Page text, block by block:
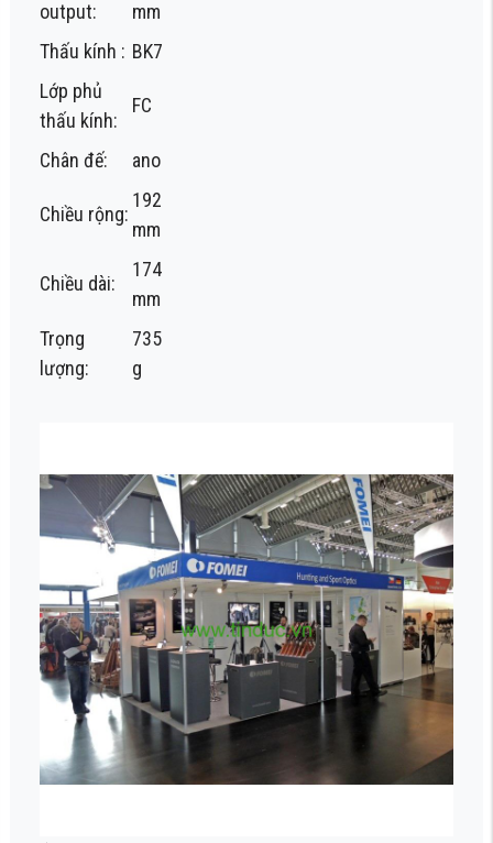
output:
mm
Thấu kính : BK7
Lớp phủ
thấu kính:
FC
Chân đế: ano
Chiều rộng:
192
mm
Chiều dài:
174
mm
Trọng
lượng:
735
g